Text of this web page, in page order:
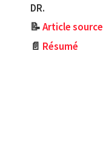
DR.
📝Article source
📄 Résumé